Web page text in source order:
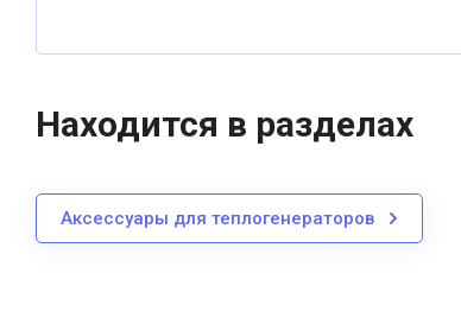
Находится в разделах
Аксессуары для теплогенераторов